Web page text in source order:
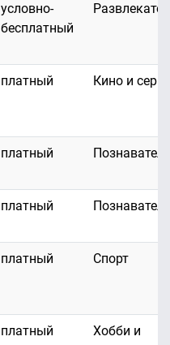
условно-
бесплатный
платный Кино и
платный
платный
платный Спорт
платный
Хобби и